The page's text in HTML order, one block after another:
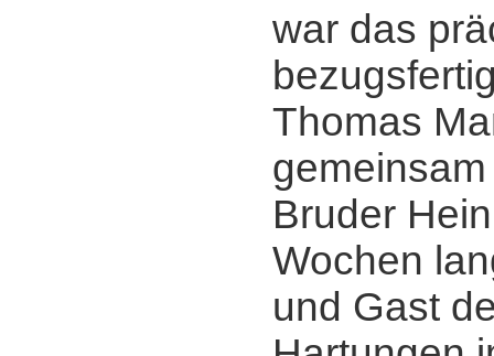
war das
Thomas
Bruder
Wochen
und Gast